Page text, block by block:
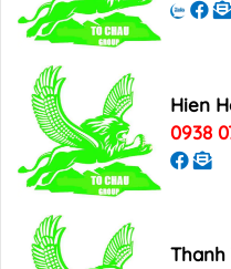
Hien
0938